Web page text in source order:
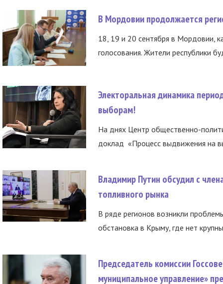
В Мордовии продолжается
18, 19 и 20 сентября в Мордовии,
голосования. Жители республики
Электоральная динамика
выборам!
На днях Центр общественно-
доклад «Процесс выдвижения на
Владимир Путин обсудил с
топливного рынка
В ряде регионов возникли
обстановка в Крыму, где нет
Председатель комиссии
муниципальное управление»